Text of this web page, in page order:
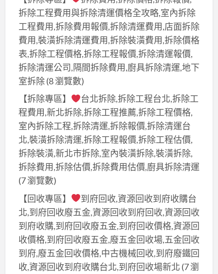
拆除工程費用與拆除清運價格全攻略,室內拆除
工程費用,拆除費用報價,拆除清運費用,店面拆除
費用,裝潢拆除清運費用,拆除裝潢費用,拆除價格
表,拆除工程價格,拆除工程報價,拆除清運報價,
拆除清運公司,隔間拆除費用,廚具拆除清運,地下
室拆除(8 瀏覽數)
【拆除專區】
台北拆除,拆除工程台北,拆除工
程費用,新北拆除,拆除工程推薦,拆除工程價格,
室內拆除工程,拆除清運,拆除報價,拆除清運台
北,裝潢拆除清運,拆除工程報價,拆除工程估價,
拆除裝潢,新北市拆除,室內裝潢拆除,裝潢拆除,
拆除費用,拆除估價,拆除費用估價,廚具拆除清運
(7 瀏覽數)
【回收專區】
到府回收,資源回收到府收購台
北,到府回收廢五金,資源回收到府回收,資源回收
到府收購,到府回收廢五金,到府回收價格,資源回
收價格,到府回收廢五金,廢五金回收場,五金回收
到府,廢五金回收價格,中古機械回收,到府廢鐵回
收,資源回收到府收購台北,到府回收場新北 (7 瀏